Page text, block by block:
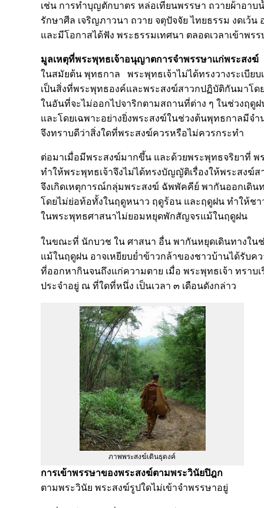
เช่น การทำบุญตักบาตร หล่อเทียนพรรษา ถวายผ้าอาบ
รักษาศีล เจริญภาวนา ถวาย จตุปัจจัย ไทยธรรม งดเว้
และมีโอกาสได้ฟัง พระธรรมเทศนา ตลอดเวลาเข้าพรร
มูลเหตุที่พระพุทธเจ้าอนุญาตการจำพรรษาแก่พระสงฆ์
ในสมัยต้น พุทธกาล พระพุทธเจ้าไม่ได้ทรงวางระเบียบ
เป็นสิ่งที่พระพุทธองค์และพระสงฆ์สาวกปฏิบัติกันมาโด
ในอันที่จะไม่ออกไปจาริกตามสถานที่ต่าง ๆ ในช่วงฤดู
และโดยเฉพาะอย่างยิ่งพระสงฆ์ในช่วงต้นพุทธกาลมีจ
จึงทราบดีว่าสิ่งใดที่พระสงฆ์ควรหรือไม่ควรกระทำ
ต่อมาเมื่อมีพระสงฆ์มากขึ้น และด้วยพระพุทธจริยาที่
ทำให้พระพุทธเจ้าจึงไม่ได้ทรงบัญญัติเรื่องให้พระสงฆ์ส
จึงเกิดเหตุการณ์กลุ่มพระสงฆ์ ฉัพพัคคีย์ พากันออกเดิน
โดยไม่ย่อท้อทั้งในฤดูหนาว ฤดูร้อน และฤดูฝน ทำให้ช
ในพระพุทธศาสนาไม่ยอมหยุดพักสัญจรแม้ในฤดูฝน
ในขณะที่ นักบวช ใน ศาสนา อื่น พากันหยุดเดินทางใน
แม้ในฤดูฝน อาจเหยียบย่ำข้าวกล้าของชาวบ้านได้รับค
ที่ออกหากินจนถึงแก่ความตาย เมื่อ พระพุทธเจ้า ทราบเ
ประจำอยู่ ณ ที่ใดที่หนึ่ง เป็นเวลา ๓ เดือนดังกล่าว
ภาพพระสงฆ์เดินธุดงค์
การเข้าพรรษาของพระสงฆ์ตามพระวินัยปิฎก
ตามพระวินัย พระสงฆ์รูปใดไม่เข้าจำพรรษาอยู่